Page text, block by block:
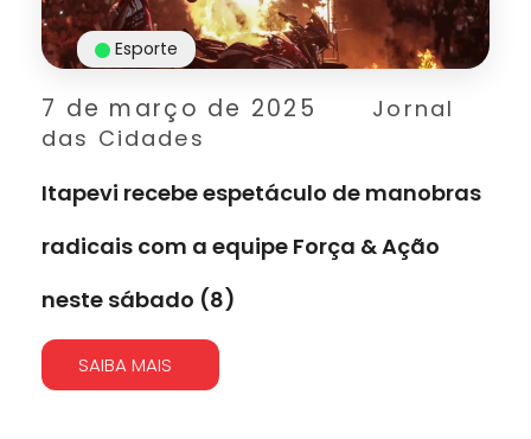
7 de março de 2025
Jornal
das Cidades
Esporte
Itapevi recebe espetáculo de manobras
radicais com a equipe Força & Ação
neste sábado (8)
SAIBA MAIS